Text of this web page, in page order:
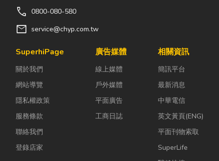
更衣間、衣帽
間： 精品包、
藏最怕潮濕，
好，發霉、
變...
通風與生活品
氣候潮濕多
又美觀的門窗
產品，更是
打...
著生活節奏加
因工作繁忙而
忘記節日，或
是苦惱於「七
call 0800-080-580
mail service@chyp.com.tw
SuperhiPage
關於我們
網站導覽
隱私權政策
服務條款
聯絡我們
登錄店家
廣告媒體
線上媒體
戶外媒體
平面廣告
工商日誌
相關資訊
簡訊平台
最新消息
中華電信
英文黃頁(ENG)
平面刊物索取
SuperLife